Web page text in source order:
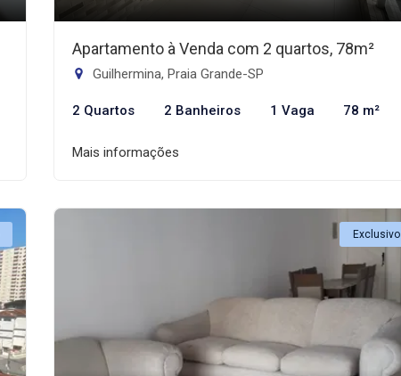
Apartamento à Venda com 2 quartos, 78m²
Guilhermina, Praia Grande-SP
2 Quartos 2 Banheiros 1 Vaga 78 m²
Mais informações
Exclusivo